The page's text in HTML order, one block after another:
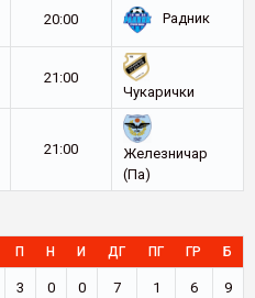
20:00 Радник
21:00
Чукарички
21:00
Железничар
(Па)
П Н И ДГ ПГ ГР Б
3 0 0 7 1 6 9